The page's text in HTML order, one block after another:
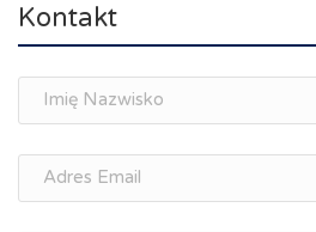
Kontakt